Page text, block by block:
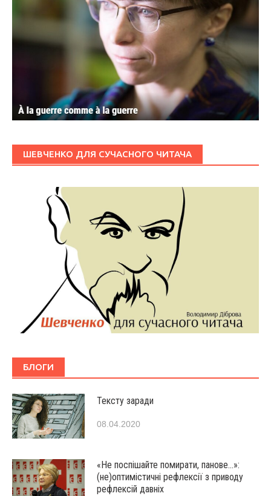
ШЕВЧЕНКО ДЛЯ СУЧАСНОГО ЧИТАЧА
БЛОГИ
Тексту заради
08.04.2020
«Не поспішайте помирати, панове…»:
(не)оптимістичні рефлексії з приводу
рефлексій давніх